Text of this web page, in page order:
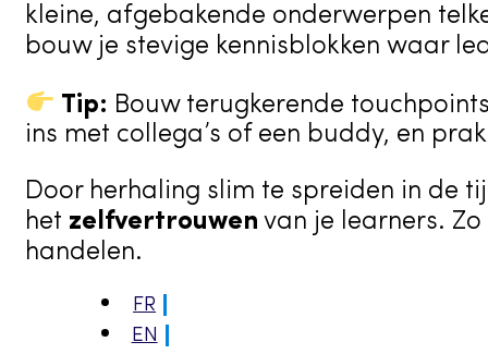
FR
EN
kleine, afgebakende onderwerpen
bouw je stevige kennisblokken waar
Tip: Bouw terugkerende
ins met collega’s of een buddy, en
Door herhaling slim te spreiden in de
het zelfvertrouwen van je learners.
handelen.